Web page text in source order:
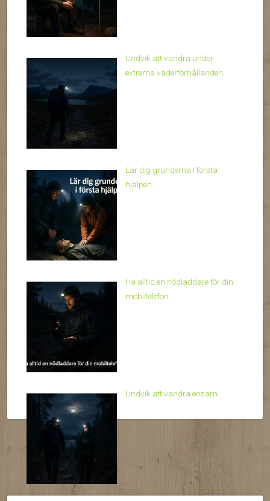
Undvik att vandra under
extrema väderförhållanden.
Lär dig grunderna i första
hjälpen.
Ha alltid en nödladdare för din
mobiltelefon.
Undvik att vandra ensam.